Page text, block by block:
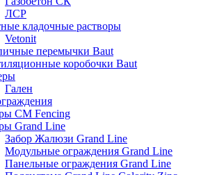
ЛСР
кладочные растворы
Vetonit
перемычки Baut
коробочки Baut
Гален
CM Fencing
Grand Line
Забор Жалюзи Grand Line
Модульные ограждения Grand Line
Панельные ограждения Grand Line